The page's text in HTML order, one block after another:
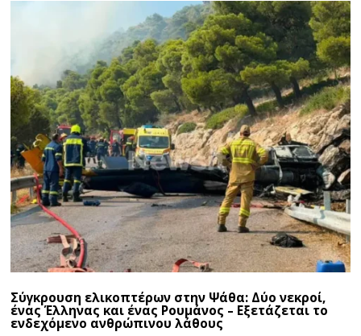
Σύγκρουση ελικοπτέρων στην Ψάθα: Δύο νεκροί,
ένας Έλληνας και ένας Ρουμάνος – Εξετάζεται το
ενδεχόμενο ανθρώπινου λάθους